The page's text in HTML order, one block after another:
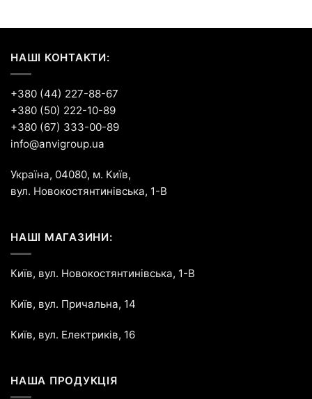
НАШІ КОНТАКТИ:
+380 (44) 227-88-67
+380 (50) 222-10-89
+380 (67) 333-00-89
info@anvigroup.ua
Україна, 04080, м. Київ,
вул. Новокостянтинівська, 1-В
НАШІ МАГАЗИНИ:
Київ, вул. Новокостянтинівська, 1-В
Київ, вул. Причальна, 14
Київ, вул. Електриків, 16
НАША ПРОДУКЦІЯ